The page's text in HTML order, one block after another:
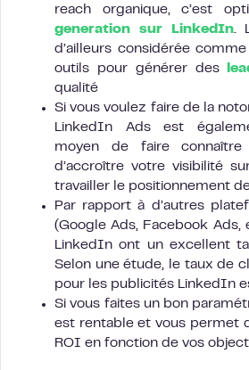
reach organique, c’est
generation sur LinkedIn.
d’ailleurs considérée
outils pour générer des
qualité
Si vous voulez faire de la
LinkedIn Ads est
moyen de faire connaître
d’accroître votre visibilité
travailler le positionnement
Par rapport à d’autres
(Google Ads, Facebook Ads,
LinkedIn ont un excellent
Selon une étude, le taux de
pour les publicités LinkedIn
Si vous faites un bon
est rentable et vous permet
ROI en fonction de vos